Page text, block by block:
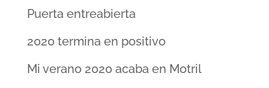
Puerta entreabierta
2020 termina en positivo
Mi verano 2020 acaba en Motril